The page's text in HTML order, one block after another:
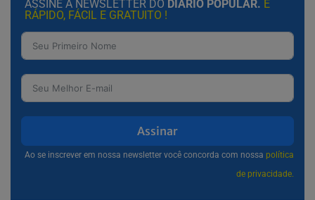
ASSINE A NEWSLETTER DO DIÁRIO POPULAR. É
RÁPIDO, FÁCIL E GRATUITO !
Assinar
Ao se inscrever em nossa newsletter você concorda com nossa política
de privacidade.